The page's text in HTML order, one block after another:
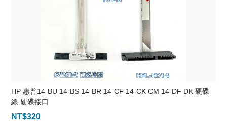
HP 惠普14-BU 14-BS 14-BR 14-CF 14-CK CM 14-DF DK 硬碟
線 硬碟接口
NT$320